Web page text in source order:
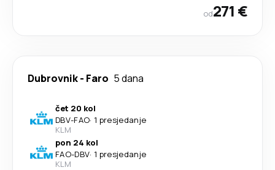
od271 €
Dubrovnik- Faro 5 dana
čet 20 kol
DBV-FAO· 1 presjedanje
KLM
pon 24 kol
FAO-DBV· 1 presjedanje
KLM